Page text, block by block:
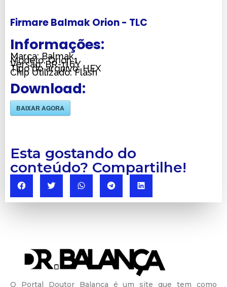
Firmare Balmak Orion - TLC
Informações:
Marca: Balmak
Modelo: Orion 1
Versão: BR-116Y
Tipo do arquivo: HEX
Chip Utilizado: Flash
Download:
BAIXAR AGORA
Esta gostando do
conteúdo? Compartilhe!
O Portal Doutor Balança é um site que tem como